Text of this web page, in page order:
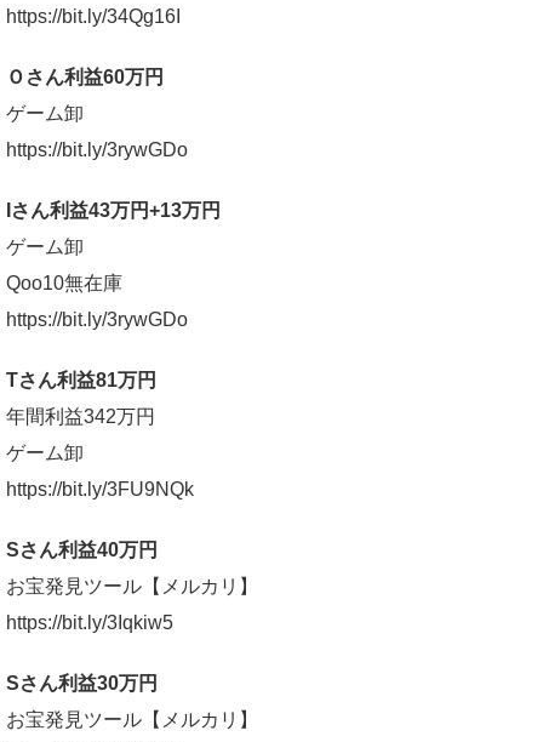
https://bit.ly/34Qg16I
Ｏさん利益60万円
ゲーム卸
https://bit.ly/3rywGDo
Iさん利益43万円+13万円
ゲーム卸
Qoo10無在庫
https://bit.ly/3rywGDo
Tさん利益81万円
年間利益342万円
ゲーム卸
https://bit.ly/3FU9NQk
Sさん利益40万円
お宝発見ツール【メルカリ】
https://bit.ly/3Iqkiw5
Sさん利益30万円
お宝発見ツール【メルカリ】